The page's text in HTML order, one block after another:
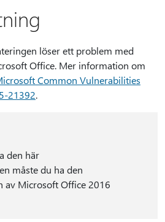
löser ett problem med
Office. Mer information om
Common Vulnerabilities
21392.
den här
måste du ha den
av Microsoft Office 2016